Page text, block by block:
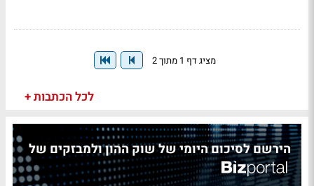
מציג דף 1 מתוך 2
לכל הכתבות +
הירשם לסיכום היומי של שוק ההון ולמבזקים של